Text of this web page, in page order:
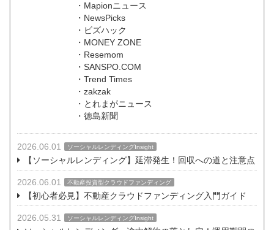
・Mapionニュース
・NewsPicks
・ビズハック
・MONEY ZONE
・Resemom
・SANSPO.COM
・Trend Times
・zakzak
・とれまがニュース
・徳島新聞
2026.06.01 ソーシャルレンディングInsight
【ソーシャルレンディング】延滞発生！回収への道と注意点
2026.06.01 不動産投資型クラウドファンディング
【初心者必見】不動産クラウドファンディング入門ガイド
2026.05.31 ソーシャルレンディングInsight